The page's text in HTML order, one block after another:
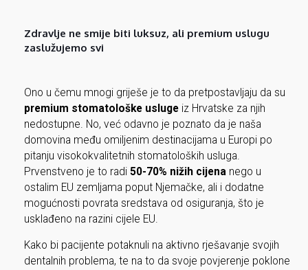
Zdravlje ne smije biti luksuz, ali premium uslugu
zaslužujemo svi
Ono u čemu mnogi griješe je to da pretpostavljaju da su
premium stomatološke uslugeiz Hrvatske za njih
nedostupne. No, već odavno je poznato da je naša
domovina među omiljenim destinacijama u Europi po
pitanju visokokvalitetnih stomatoloških usluga.
Prvenstveno je to radi 50-70% nižih cijenanego u
ostalim EU zemljama poput Njemačke, ali i dodatne
mogućnosti povrata sredstava od osiguranja, što je
usklađeno na razini cijele EU.
Kako bi pacijente potaknuli na aktivno rješavanje svojih
dentalnih problema, te na to da svoje povjerenje poklone